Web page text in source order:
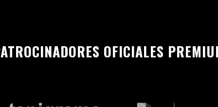
OFICIALES